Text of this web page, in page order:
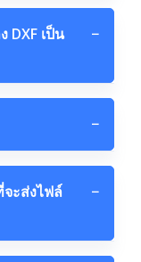
DXF เป็น
−
−
จะส่งไฟล์
−